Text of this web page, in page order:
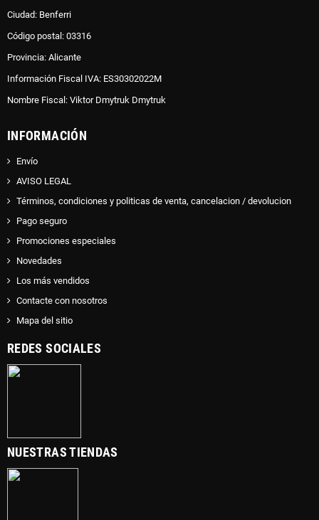
Ciudad: Benferri
Código postal: 03316
Provincia: Alicante
Información Fiscal IVA: ES30302022M
Nombre Fiscal: Viktor Dmytruk Dmytruk
INFORMACIÓN
Envío
AVISO LEGAL
Términos, condiciones y politicas de venta, cancelacion / devolucion
Pago seguro
Promociones especiales
Novedades
Los más vendidos
Contacte con nosotros
Mapa del sitio
REDES SOCIALES
NUESTRAS TIENDAS